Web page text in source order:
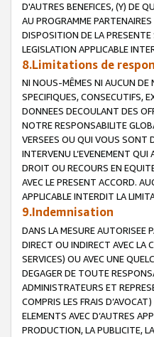
D'AUTRES BENEFICES, (Y) DE
AU PROGRAMME
DISPOSITION DE LA
LEGISLATION APPLICABLE
8.Limitations de
NI NOUS-MÊMES NI AUCUN DE
SPECIFIQUES, CONSECUTIFS,
DONNEES DECOULANT DES
NOTRE RESPONSABILITE
VERSEES OU QUI VOUS SONT
INTERVENU L’EVENEMENT
DROIT OU RECOURS EN
AVEC LE PRESENT ACCORD.
APPLICABLE INTERDIT LA
9.Indemnisation
DANS LA MESURE AUTORISEE
DIRECT OU INDIRECT AVEC LA
SERVICES) OU AVEC UNE
DEGAGER DE TOUTE
ADMINISTRATEURS ET
COMPRIS LES FRAIS
ELEMENTS AVEC D’AUTRES
PRODUCTION, LA PUBLICITE,